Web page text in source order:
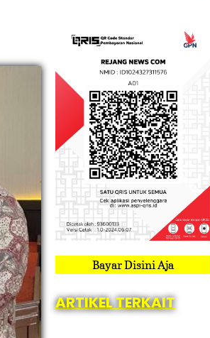
Bayar Disini Aja
ARTIKEL TERKAIT